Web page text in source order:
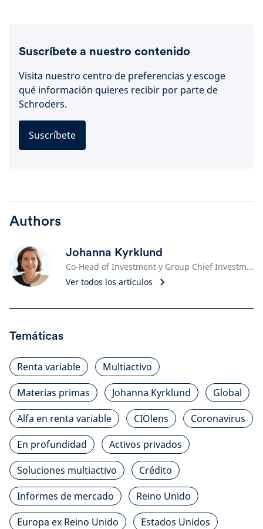
Suscríbete a nuestro contenido
Visita nuestro centro de preferencias y escoge
qué información quieres recibir por parte de
Schroders.
Suscríbete
Authors
Johanna Kyrklund
Co-Head of Investment y Group Chief Investment Officer
Ver todos los artículos
Temáticas
Renta variable
Multiactivo
Materias primas
Johanna Kyrklund
Global
Alfa en renta variable
CIOlens
Coronavirus
En profundidad
Activos privados
Soluciones multiactivo
Crédito
Informes de mercado
Reino Unido
Europa ex Reino Unido
Estados Unidos